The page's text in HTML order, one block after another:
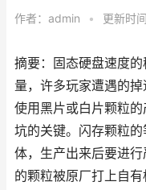
作者： admin • 更新时
摘要：固态硬盘速度
量，许多玩家遭遇的
使用黑片或白片颗粒
坑的关键。闪存颗粒
体，生产出来后要进
的颗粒被原厂打上自